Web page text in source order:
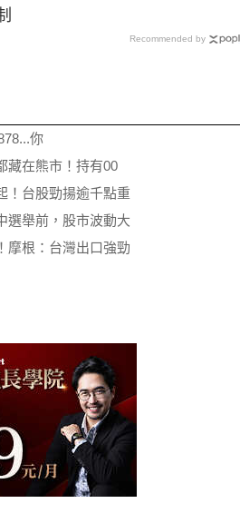
Recommended by
你
藏在熊市！持有00
！台股勁揚逾千點重
選舉前，股市波動大
摩根：台灣出口強勁